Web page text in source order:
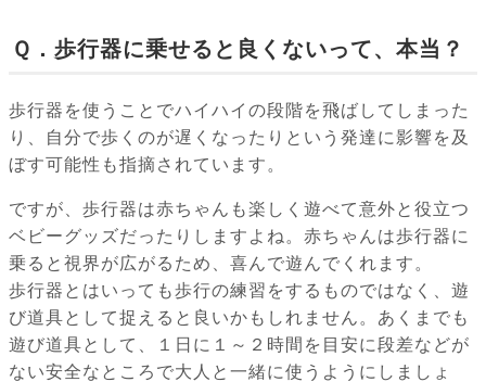
Ｑ．歩行器に乗せると良くないって、本当？
歩行器を使うことでハイハイの段階を飛ばしてしまった
り、自分で歩くのが遅くなったりという発達に影響を及
ぼす可能性も指摘されています。
ですが、歩行器は赤ちゃんも楽しく遊べて意外と役立つ
ベビーグッズだったりしますよね。赤ちゃんは歩行器に
乗ると視界が広がるため、喜んで遊んでくれます。
歩行器とはいっても歩行の練習をするものではなく、遊
び道具として捉えると良いかもしれません。あくまでも
遊び道具として、１日に１～２時間を目安に段差などが
ない安全なところで大人と一緒に使うようにしましょ